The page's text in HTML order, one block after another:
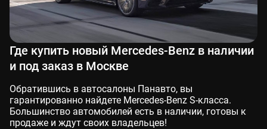
Где купить новый Mercedes-Benz в наличии
и под заказ в Москве
Обратившись в автосалоны Панавто, вы
гарантированно найдете Mercedes-Benz S-класса.
Большинство автомобилей есть в наличии, готовы к
продаже и ждут своих владельцев!